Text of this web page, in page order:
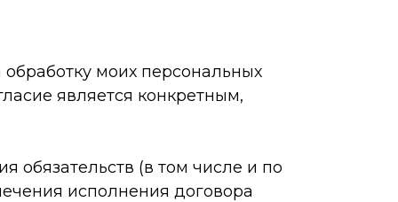
моих персональных
является конкретным,
обязательств (в том числе и по
исполнения договора